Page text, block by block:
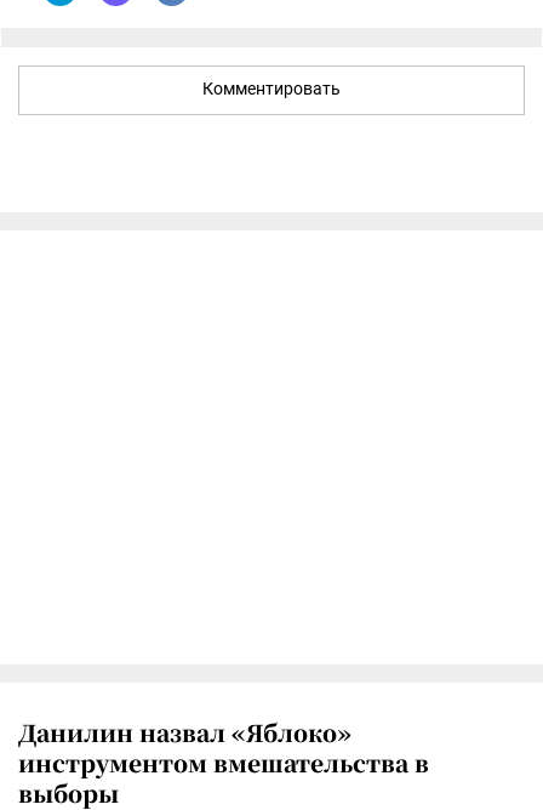
Комментировать
Данилин назвал «Яблоко»
инструментом вмешательства в
выборы